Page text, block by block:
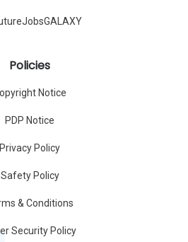
Policies
Notice
PDP Notice
Privacy Policy
Safety Policy
& Conditions
Security Policy